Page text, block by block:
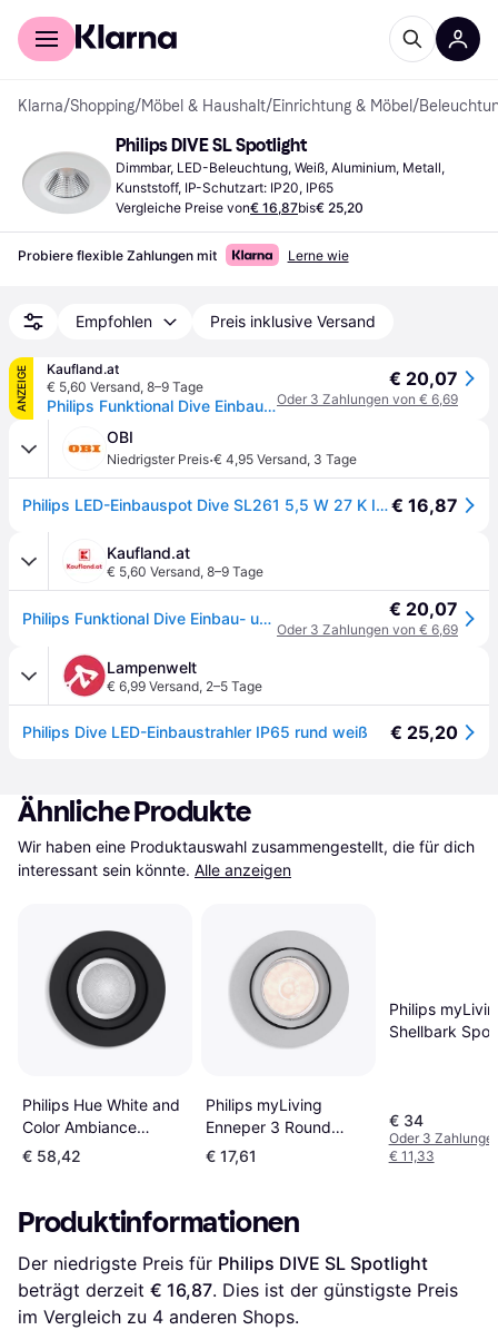
Für Shopper
Klarna/Shopping/Möbel & Haushalt/Einrichtung & Möbel /
Philips DIVE SL Spotlight
Dimmbar, LED-Beleuchtung, Weiß, Aluminium, Metall,
Kunststoff, IP-Schutzart: IP20, IP65
Vergleiche Preise von€ 16,87bis€ 25,20
Probiere flexible Zahlungen mit Lerne wie
Empfohlen Preis inklusive Versand
ANZEIGE
Kaufland.at
€ 5,60 Versand, 8–9 Tage
Philips Funktional Dive Einbau- und Einlegeleuchte, LED, 2700 K, 220-240 V, Weiß
€ 20,07
Oder 3 Zahlungen von € 6,69
OBI
Niedrigster Preis·€ 4,95 Versand, 3 Tage
Philips LED-Einbauspot Dive SL261 5,5 W 27 K IP65 rund Weiß€ 16,87
Kaufland.at
€ 5,60 Versand, 8–9 Tage
Philips Funktional Dive Einbau- und Einlegeleuchte, LED, 2700 K, 220-240 V, Weiß € 20,07
Oder 3 Zahlungen von € 6,69
Lampenwelt
€ 6,99 Versand, 2–5 Tage
Philips Dive LED-Einbaustrahler IP65 rund weiß € 25,20
Ähnliche Produkte
Wir haben eine Produktauswahl zusammengestellt, die für dich
interessant sein könnte. Alle anzeigen
Philips Hue White and
Color Ambiance
Centura Set Spotlight
€ 58,42
Philips myLiving
Enneper 3 Round
Spotlight
€ 17,61
Philips
Shellbark
€ 34
Oder 3
€ 11,33
Produktinformationen
Der niedrigste Preis für Philips DIVE SL Spotlight
beträgt derzeit € 16,87. Dies ist der günstigste Preis
im Vergleich zu 4 anderen Shops.